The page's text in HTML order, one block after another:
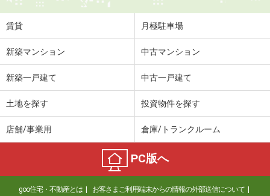
賃貸 月極駐車場
新築マンション 中古マンション
新築一戸建て 中古一戸建て
土地を探す 投資物件を探す
店舗/事業用 倉庫/トランクルーム
PC版へ
goo住宅・不動産とは お客さまご利用端末からの情報の外部送信について